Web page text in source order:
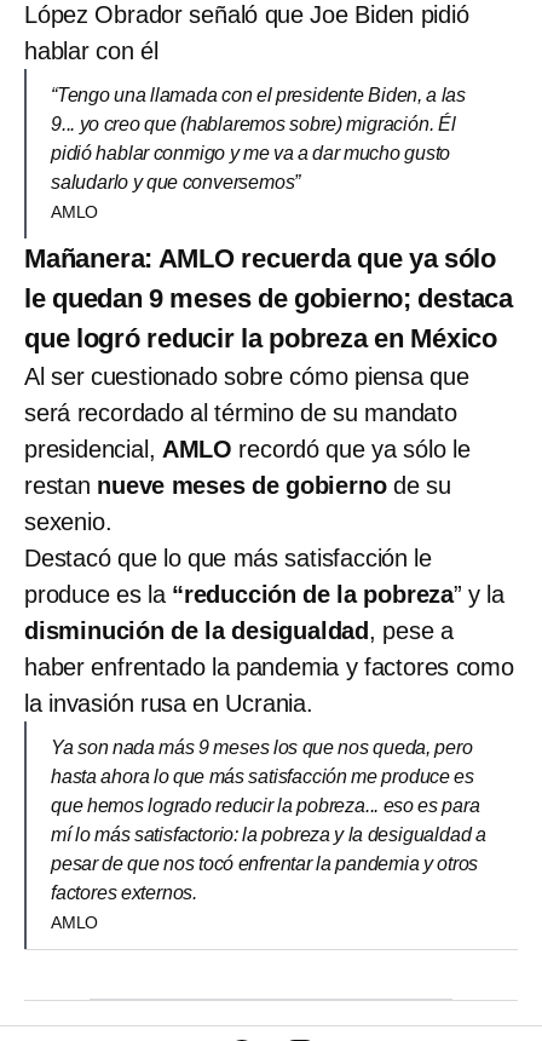
López Obrador señaló que Joe Biden pidió
hablar con él
“Tengo una llamada con el presidente Biden, a las
9... yo creo que (hablaremos sobre) migración. Él
pidió hablar conmigo y me va a dar mucho gusto
saludarlo y que conversemos”
AMLO
Mañanera: AMLO recuerda que ya sólo
le quedan 9 meses de gobierno; destaca
que logró reducir la pobreza en México
Al ser cuestionado sobre cómo piensa que
será recordado al término de su mandato
presidencial, AMLO recordó que ya sólo le
restan nueve meses de gobierno de su
sexenio.
Destacó que lo que más satisfacción le
produce es la “reducción de la pobreza” y la
disminución de la desigualdad, pese a
haber enfrentado la pandemia y factores como
la invasión rusa en Ucrania.
Ya son nada más 9 meses los que nos queda, pero
hasta ahora lo que más satisfacción me produce es
que hemos logrado reducir la pobreza... eso es para
mí lo más satisfactorio: la pobreza y la desigualdad a
pesar de que nos tocó enfrentar la pandemia y otros
factores externos.
AMLO